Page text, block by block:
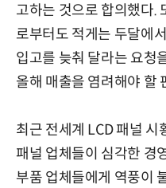
고하는 것으로 합의했다.
로부터도 적게는 두달에
입고를 늦춰 달라는 요청
올해 매출을 염려해야 할
최근 전세계 LCD 패널 시
패널 업체들이 심각한 경
부품 업체들에게 역풍이